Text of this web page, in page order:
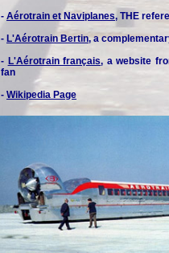
- Aérotrain et Naviplanes, THE
- L'Aérotrain Bertin, a
- L'Aérotrain français, a website
fan
- Wikipedia Page